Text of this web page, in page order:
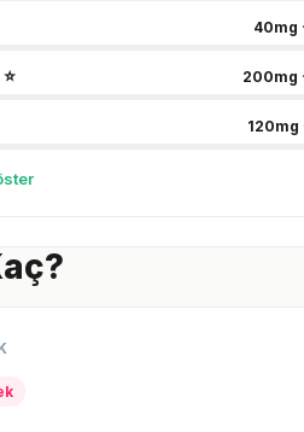
40mg ·
⭐ 200mg ·
120mg